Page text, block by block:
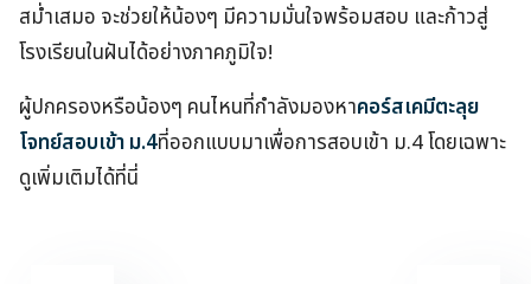
สม่ำเสมอ จะช่วยให้น้องๆ มีความมั่นใจพร้อมสอบ และก้าวสู่
โรงเรียนในฝันได้อย่างภาคภูมิใจ!
ผู้ปกครองหรือน้องๆ คนไหนที่กำลังมองหาคอร์สเคมีตะลุย
โจทย์สอบเข้า ม.4ที่ออกแบบมาเพื่อการสอบเข้า ม.4 โดยเฉพาะ
ดูเพิ่มเติมได้ที่นี่